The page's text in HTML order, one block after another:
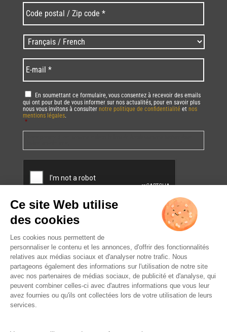
postal
/
Zip
code
* *
Langues
/
Language *
mail *
RGPD *
En soumettant ce formulaire, vous consentez à recevoir des emails
qui ont pour but de vous informer sur nos actualités, pour en savoir plus
nous vous invitons à consulter notre politique de confidentialité et nos
mentions légales.
*